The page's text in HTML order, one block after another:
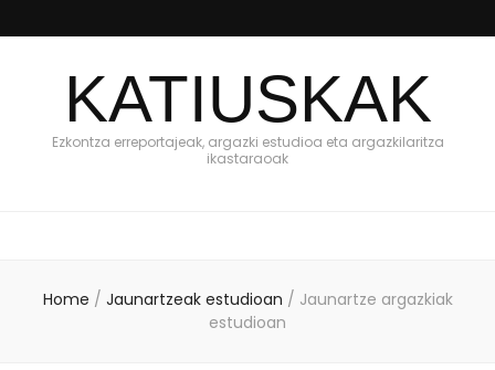
KATIUSKAK
Ezkontza erreportajeak, argazki estudioa eta argazkilaritza
ikastaraoak
Home / Jaunartzeak estudioan / Jaunartze argazkiak
estudioan